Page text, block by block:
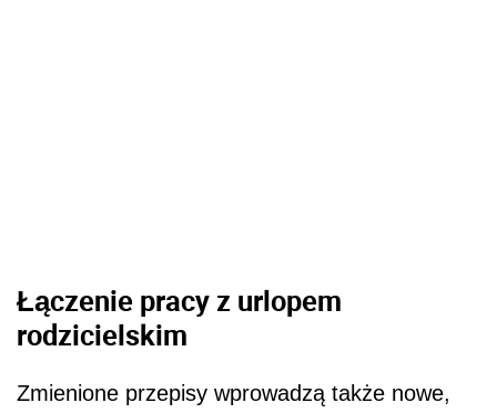
Łączenie pracy z urlopem
rodzicielskim
Zmienione przepisy wprowadzą także nowe,